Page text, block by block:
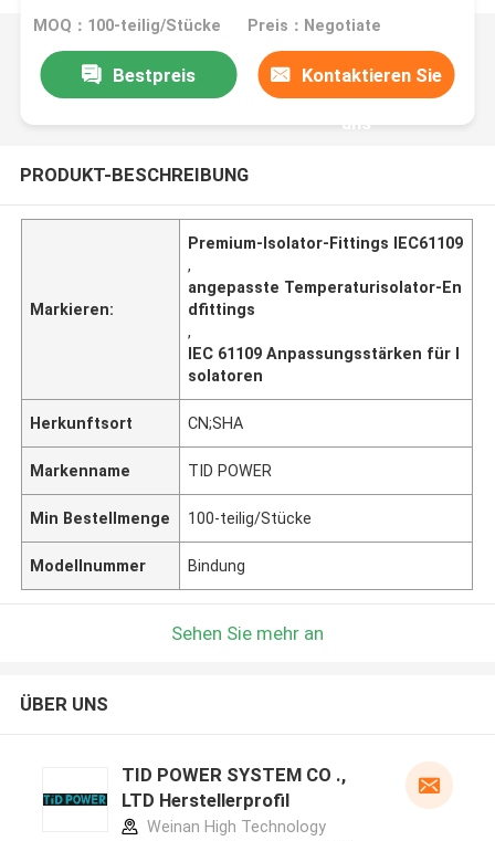
MOQ：100-teilig/Stücke Preis：Negotiate
Bestpreis Kontaktieren Sie
uns
PRODUKT-BESCHREIBUNG
Markieren:
Premium-Isolator-Fittings IEC61109
,
angepasste Temperaturisolator-En
dfittings
,
IEC 61109 Anpassungsstärken für I
solatoren
Herkunftsort CN;SHA
Markenname TID POWER
Min Bestellmenge 100-teilig/Stücke
Modellnummer Bindung
Sehen Sie mehr an
ÜBER UNS
TID POWER SYSTEM CO .,
LTD Herstellerprofil
Weinan High Technology